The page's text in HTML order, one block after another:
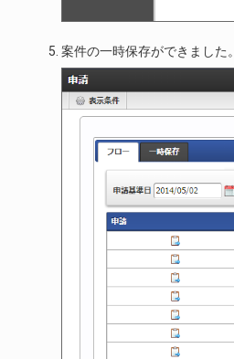
案件の一時保存ができました。